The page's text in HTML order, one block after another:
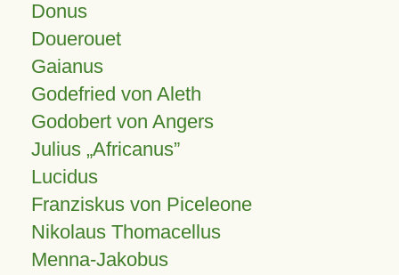
Donus
Douerouet
Gaianus
Godefried von Aleth
Godobert von Angers
Julius Africanus
Lucidus
Franziskus von Piceleone
Nikolaus Thomacellus
Menna-Jakobus